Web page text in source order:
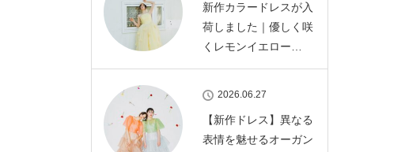
新作カラードレスが入
荷しました｜優しく咲
くレモンイエロー…
2026.06.27
【新作ドレス】異なる
表情を魅せるオーガン